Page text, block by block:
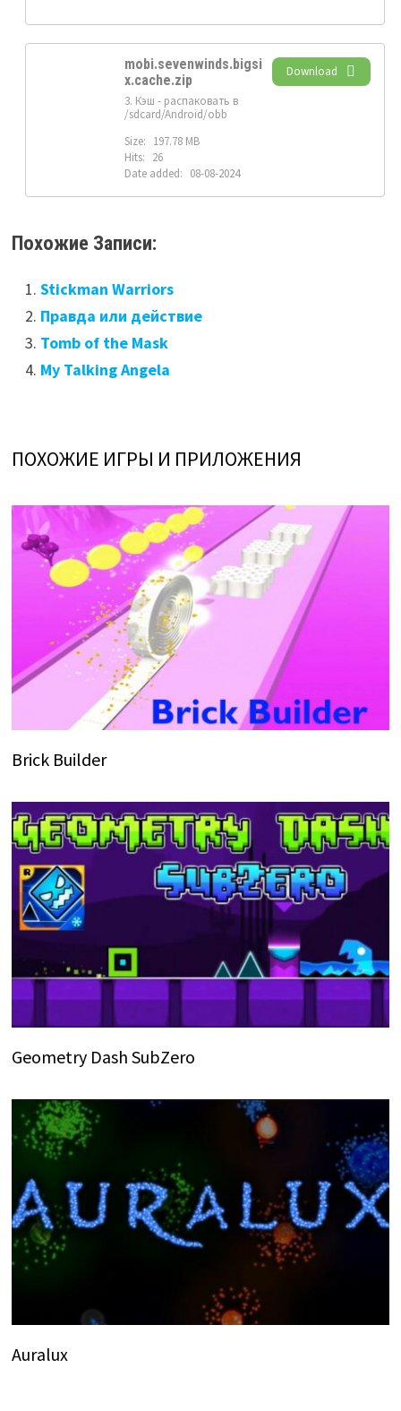
mobi.sevenwinds.bigsi
x.cache.zip
3. Кэш - распаковать в
/sdcard/Android/obb
Size: 197.78 MB
Hits: 26
Date added: 08-08-2024
Download
Похожие Записи:
Stickman Warriors
Правда или действие
Tomb of the Mask
My Talking Angela
ПОХОЖИЕ ИГРЫ И ПРИЛОЖЕНИЯ
Brick Builder
Geometry Dash SubZero
Auralux